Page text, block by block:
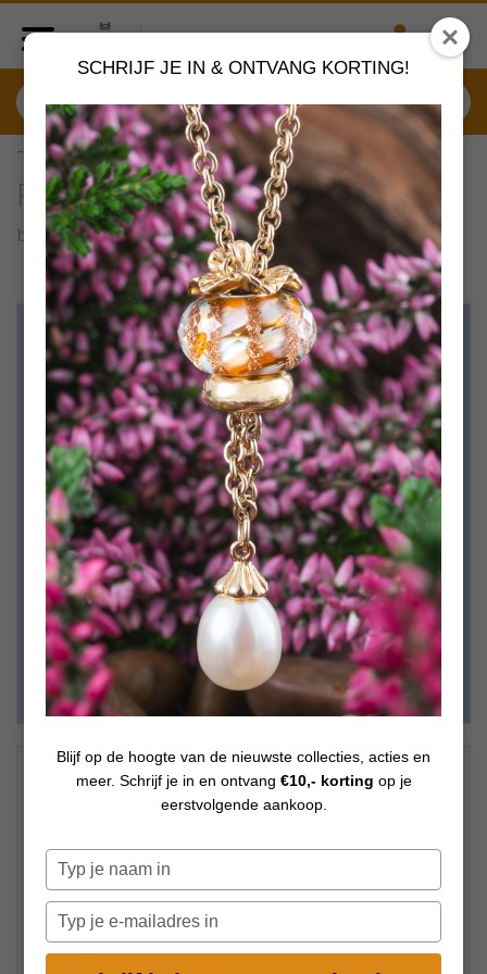
SCHRIJF JE IN & ONTVANG KORTING!
Blijf op de hoogte van de nieuwste collecties, acties en
meer. Schrijf je in en ontvang €10,- korting op je
eerstvolgende aankoop.
Typ
je
naam
Typ
je
e-
TAGBO-0181S Trollbeads
Potential sluiting
by Trollbeads sieraden
VERDER SHOPPEN
59,00 Op voorraad